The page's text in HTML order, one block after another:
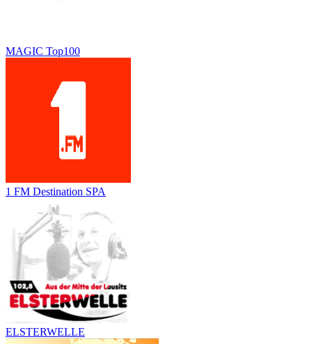
MAGIC Top100
1 FM Destination SPA
ELSTERWELLE